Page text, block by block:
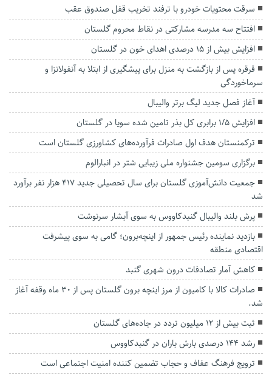
سرقت محتویات خودرو با ترفند تخریب قفل صندوق عقب
افتتاح سه مدرسه مشارکتی در نقاط محروم گلستان
افزایش بیش از ۱۵ درصدی اهدای خون در گلستان
قرقره پس از بازگشت به منزل برای پیشگیری از ابتلا به آنفولانزا و
سرماخوردگی
آغاز فصل جدید لیگ برتر والیبال
افزایش ۱/۵ برابری کل بذر تامین شده سویا در گلستان
ترکمنستان هدف اول صادرات فرآورده‌های کشاورزی گلستان است
برگزاری سومین جشنواره ملی زیبایی شتر در انبارالوم
جمعیت دانش‌آموزی گلستان برای سال تحصیلی جدید ۴۱۷ هزار نفر برآورد
شد
پرش بلند والیبال گنبدکاووس به سوی آبشار سرنوشت
بازدید نماینده رئیس جمهور از اینچه‌برون؛ گامی به سوی پیشرفت
اقتصادی منطقه
کاهش آمار تصادفات درون شهری گنبد
صادرات کالا با کامیون از مرز اینچه برون گلستان پس از ۳۰ ماه وقفه آغاز
شد.
ثبت بیش از ۱۲ میلیون تردد در جاده‌های گلستان
رشد ۱۴۴ درصدی بارش باران در گنبدکاووس
ترویج فرهنگ عفاف و حجاب تضمین کننده امنیت اجتماعی است